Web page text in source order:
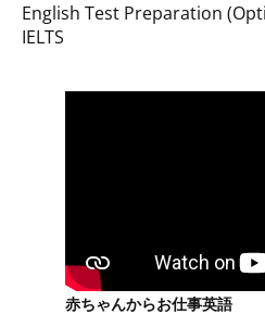
English Test Preparation
IELTS
赤ちゃんからお仕事英語